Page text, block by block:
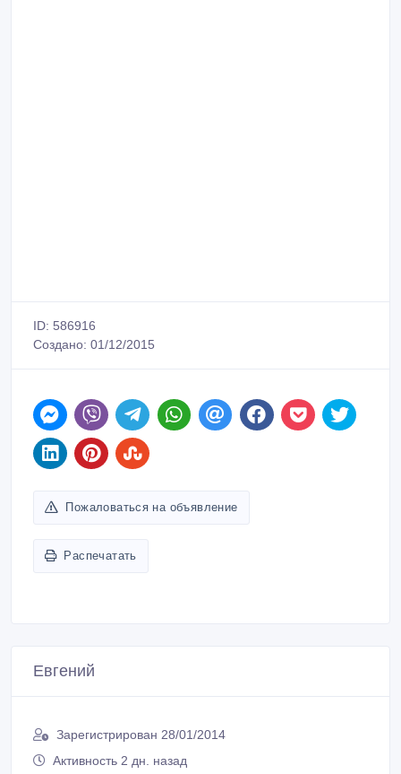
ID: 586916
Создано: 01/12/2015
Пожаловаться на объявление
Распечатать
Евгений
Зарегистрирован 28/01/2014
Активность 2 дн. назад